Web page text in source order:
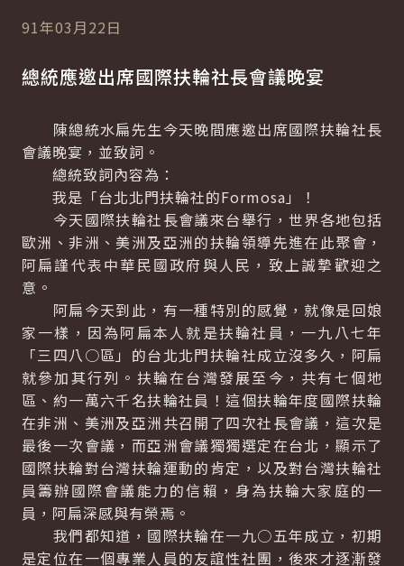
91年03月22日
總統應邀出席國際扶輪社長會議晚宴
陳總統水扁先生今天晚間應邀出席國際扶輪社長
會議晚宴，並致詞。
總統致詞內容為：
我是「台北北門扶輪社的Formosa」！
今天國際扶輪社長會議來台舉行，世界各地包括
歐洲、非洲、美洲及亞洲的扶輪領導先進在此聚會，
阿扁謹代表中華民國政府與人民，致上誠摯歡迎之
意。
阿扁今天到此，有一種特別的感覺，就像是回娘
家一樣，因為阿扁本人就是扶輪社員，一九八七年
「三四八○區」的台北北門扶輪社成立沒多久，阿扁
就參加其行列。扶輪在台灣發展至今，共有七個地
區、約一萬六千名扶輪社員！這個扶輪年度國際扶輪
在非洲、美洲及亞洲共召開了四次社長會議，這次是
最後一次會議，而亞洲會議獨獨選定在台北，顯示了
國際扶輪對台灣扶輪運動的肯定，以及對台灣扶輪社
員籌辦國際會議能力的信賴，身為扶輪大家庭的一
員，阿扁深感與有榮焉。
我們都知道，國際扶輪在一九○五年成立，初期
是定位在一個專業人員的友誼性社團，後來才逐漸發